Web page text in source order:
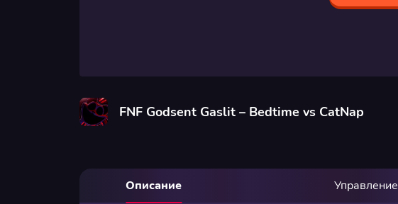
FNF Godsent Gaslit – Bedtime vs CatNap
Описание Управление